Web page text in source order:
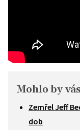
Mohlo by
Zemřel Jeff
dob